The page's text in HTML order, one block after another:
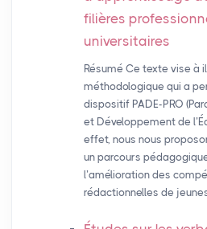
filières
universitaires
Résumé Ce texte vise à
méthodologique qui a
dispositif PADE-PRO
et Développement de
effet, nous nous
un parcours
l’amélioration des
rédactionnelles de